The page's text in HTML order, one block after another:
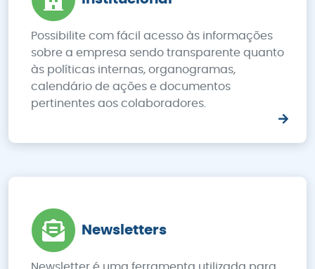
Possibilite com fácil acesso às informações
sobre a empresa sendo transparente quanto
às políticas internas, organogramas,
calendário de ações e documentos
pertinentes aos colaboradores.
Newsletters